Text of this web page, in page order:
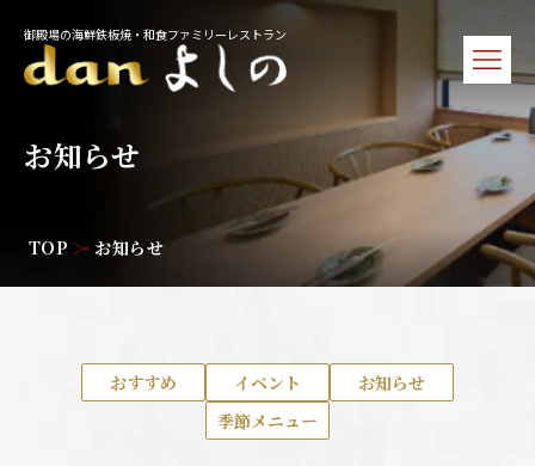
お知らせ
TOP お知らせ
おすすめ イベント
お知らせ
季節メニュー
御殿場の海鮮鉄板焼・和食ファミリーレストラン